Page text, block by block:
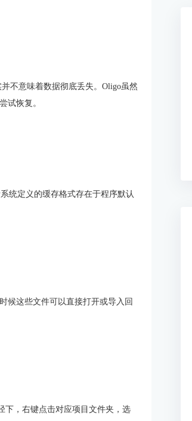
不意味着数据彻底丢失。Oligo虽然
试恢复。
统定义的缓存格式存在于程序默认
这些文件可以直接打开或导入回
，右键点击对应项目文件夹，选